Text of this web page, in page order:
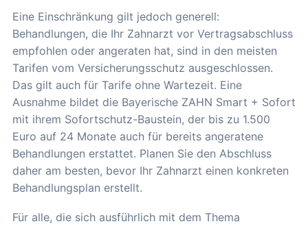
Eine Einschränkung gilt jedoch generell:
Behandlungen, die Ihr Zahnarzt vor Vertragsabschluss
empfohlen oder angeraten hat, sind in den meisten
Tarifen vom Versicherungsschutz ausgeschlossen.
Das gilt auch für Tarife ohne Wartezeit. Eine
Ausnahme bildet die Bayerische ZAHN Smart + Sofort
mit ihrem Sofortschutz-Baustein, der bis zu 1.500
Euro auf 24 Monate auch für bereits angeratene
Behandlungen erstattet. Planen Sie den Abschluss
daher am besten, bevor Ihr Zahnarzt einen konkreten
Behandlungsplan erstellt.
Für alle, die sich ausführlich mit dem Thema